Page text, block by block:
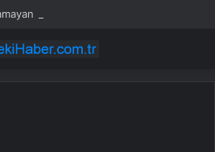
uçak 540 liradan satışa çıktı